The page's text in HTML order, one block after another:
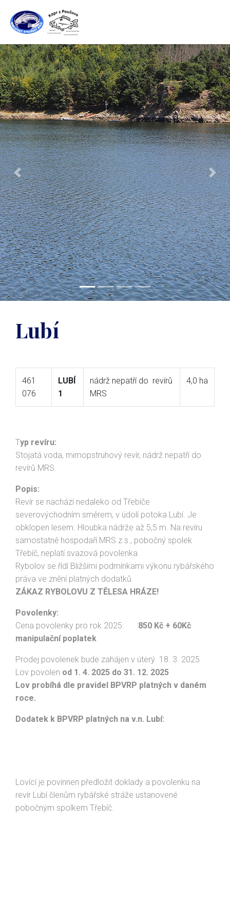
Předchozí Další
Lubí
461
076
LUBÍ
1
nádrž nepatří do revírů
MRS
4,0 ha
Typ revíru:
Stojatá voda, mimopstruhový revír, nádrž nepatří do
revírů MRS.
Popis:
Revír se nachází nedaleko od Třebíče
severovýchodním směrem, v údolí potoka Lubí. Je
obklopen lesem. Hloubka nádrže až 5,5 m. Na revíru
samostatně hospodaří MRS z.s., pobočný spolek
Třebíč, neplatí svazová povolenka.
Rybolov se řídí Bližšími podmínkami výkonu rybářského
práva ve znění platných dodatků.
ZÁKAZ RYBOLOVU Z TĚLESA HRÁZE!
Povolenky:
Cena povolenky pro rok 2025: 850 Kč + 60Kč
manipulační poplatek
Prodej povolenek bude zahájen v úterý 18. 3. 2025
Lov povolen od 1. 4. 2025 do 31. 12. 2025
Lov probíhá dle pravidel BPVRP platných v daném
roce.
Dodatek k BPVRP platných na v.n. Lubí:
Lovící je povinnen předložit doklady a povolenku na
revír Lubí členům rybářské stráže ustanovené
pobočným spolkem Třebíč.